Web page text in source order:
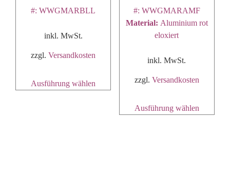
#: WWGMARBLL
inkl. MwSt.
zzgl.Versandkosten
Ausführung wählen
#: WWGMARAMF
Material: Aluminium rot
eloxiert
inkl. MwSt.
zzgl. Versandkosten
Ausführung wählen